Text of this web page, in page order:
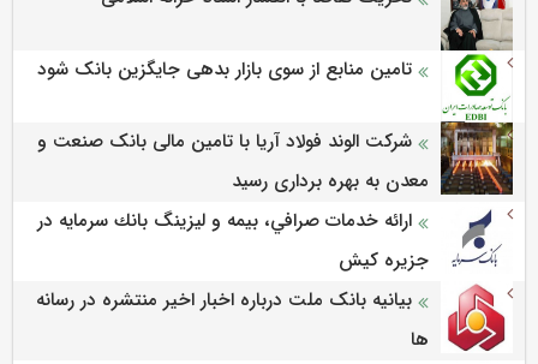
تامین منابع از سوی بازار بدهی جایگزین بانک شود
شرکت الوند فولاد آریا با تامین مالی بانک صنعت و
معدن به بهره برداری رسید
ارائه خدمات صرافي، بيمه و ليزينگ بانك سرمايه در
جزيره كيش
بیانیه بانک ملت درباره اخبار اخیر منتشره در رسانه
ها